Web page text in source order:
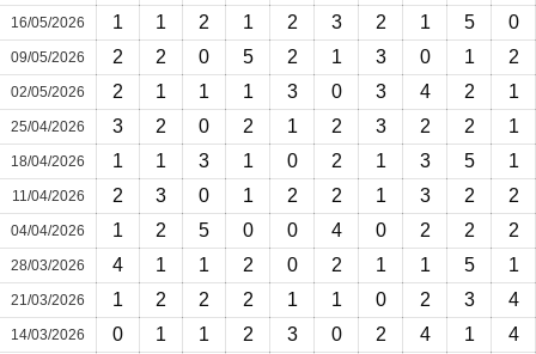
16/05/2026 1 1 2 1 2 3 2 1 5 0
09/05/2026 2 2 0 5 2 1 3 0 1 2
02/05/2026 2 1 1 1 3 0 3 4 2 1
25/04/2026 3 2 0 2 1 2 3 2 2 1
18/04/2026 1 1 3 1 0 2 1 3 5 1
11/04/2026 2 3 0 1 2 2 1 3 2 2
04/04/2026 1 2 5 0 0 4 0 2 2 2
28/03/2026 4 1 1 2 0 2 1 1 5 1
21/03/2026 1 2 2 2 1 1 0 2 3 4
14/03/2026 0 1 1 2 3 0 2 4 1 4